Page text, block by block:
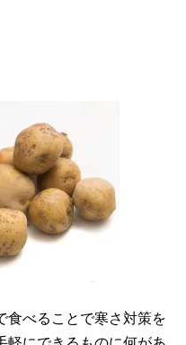
食べることで寒さ対策を